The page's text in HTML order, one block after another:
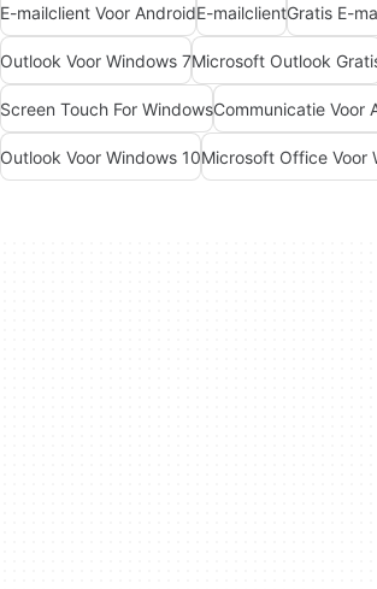
E-mailclient Voor AndroidE-mailclientGratis E-
Outlook Voor Windows 7Microsoft Outlook
Screen Touch For WindowsCommunicatie Voor
Outlook Voor Windows 10Microsoft Office Voor